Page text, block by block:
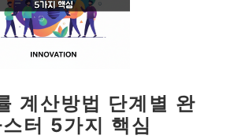
계산방법 단계별 완
터 5가지 핵심